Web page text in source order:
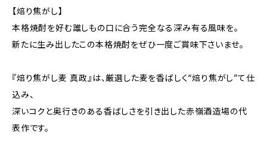
【焙り焦がし】
本格焼酎を好む誰しもの口に合う完全なる深み有る風味を。
新たに生み出したこの本格焼酎をぜひ一度ご賞味下さいませ。
『焙り焦がし麦 真政』は、厳選した麦を香ばしく“焙り焦がし”て仕
込み、
深いコクと奥行きのある香ばしさを引き出した赤嶺酒造場の代
表作です。